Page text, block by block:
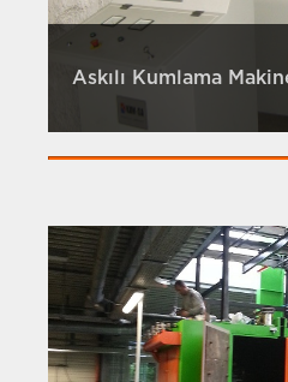
Askılı Kumlama